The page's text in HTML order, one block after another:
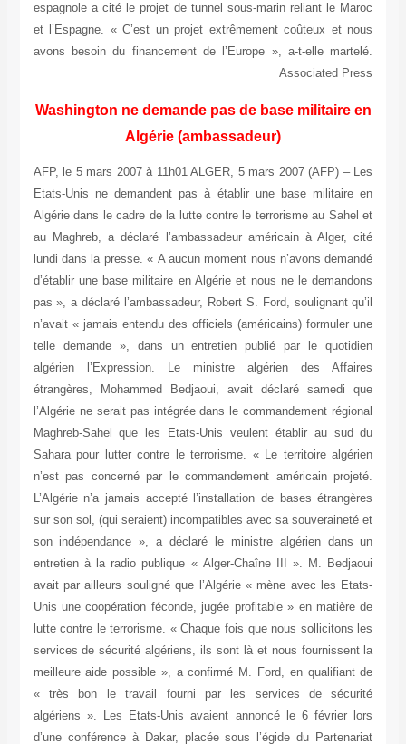
espagnole a cité le projet de tunnel sous-marin reliant le Maroc
et l’Espagne. « C’est un projet extrêmement coûteux et nous
avons besoin du financement de l’Europe », a-t-elle martelé.
Associated Press
Washington ne demande pas de base militaire en
Algérie (ambassadeur)
AFP, le 5 mars 2007 à 11h01 ALGER, 5 mars 2007 (AFP) – Les
Etats-Unis ne demandent pas à établir une base militaire en
Algérie dans le cadre de la lutte contre le terrorisme au Sahel et
au Maghreb, a déclaré l’ambassadeur américain à Alger, cité
lundi dans la presse. « A aucun moment nous n’avons demandé
d’établir une base militaire en Algérie et nous ne le demandons
pas », a déclaré l’ambassadeur, Robert S. Ford, soulignant qu’il
n’avait « jamais entendu des officiels (américains) formuler une
telle demande », dans un entretien publié par le quotidien
algérien l’Expression. Le ministre algérien des Affaires
étrangères, Mohammed Bedjaoui, avait déclaré samedi que
l’Algérie ne serait pas intégrée dans le commandement régional
Maghreb-Sahel que les Etats-Unis veulent établir au sud du
Sahara pour lutter contre le terrorisme. « Le territoire algérien
n’est pas concerné par le commandement américain projeté.
L’Algérie n’a jamais accepté l’installation de bases étrangères
sur son sol, (qui seraient) incompatibles avec sa souveraineté et
son indépendance », a déclaré le ministre algérien dans un
entretien à la radio publique « Alger-Chaîne III ». M. Bedjaoui
avait par ailleurs souligné que l’Algérie « mène avec les Etats-
Unis une coopération féconde, jugée profitable » en matière de
lutte contre le terrorisme. « Chaque fois que nous sollicitons les
services de sécurité algériens, ils sont là et nous fournissent la
meilleure aide possible », a confirmé M. Ford, en qualifiant de
« très bon le travail fourni par les services de sécurité
algériens ». Les Etats-Unis avaient annoncé le 6 février lors
d’une conférence à Dakar, placée sous l’égide du Partenariat